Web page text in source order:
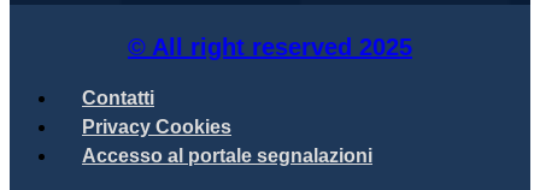
© All right reserved 2025
Contatti
Privacy Cookies
Accesso al portale segnalazioni